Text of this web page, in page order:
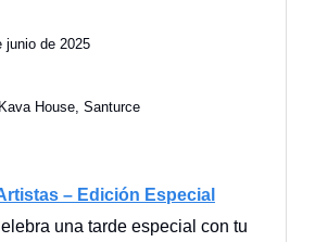
junio de 2025
House, Santurce
– Edición Especial
una tarde especial con tu